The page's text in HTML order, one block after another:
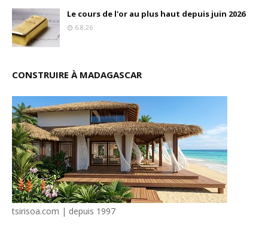
Le cours de l'or au plus haut depuis juin 2026
6.8.26
CONSTRUIRE À MADAGASCAR
tsirisoa.com | depuis 1997